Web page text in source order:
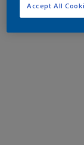
Accept All